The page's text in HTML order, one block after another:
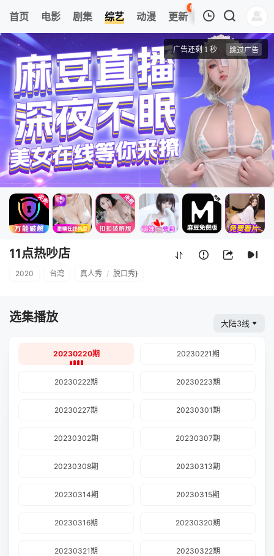
首页 电影 剧集 综艺 动漫 更新
84
热榜 APP
我的观影记录
20230220期
11点热吵店
清空
11点热吵店
2020 台湾 真人秀 / 脱口秀}
选集播放 大陆3线
20230220期 20230221期
20230222期 20230223期
20230227期 20230301期
20230302期 20230307期
20230308期 20230313期
20230314期 20230315期
20230316期 20230320期
20230321期 20230322期